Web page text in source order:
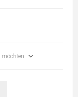
möchten